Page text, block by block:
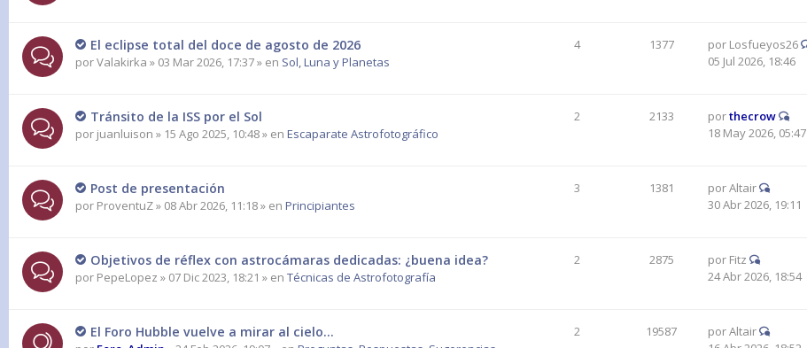
El eclipse total del doce de agosto de 2026
porValakirka » 03 Mar 2026, 17:37 » en Sol, Luna y Planetas
4 1377 por Losfueyos26
05 Jul 2026, 18:46
Tránsito de la ISS por el Sol
por juanluison » 15 Ago 2025, 10:48 » en Escaparate Astrofotográfico
2 2133 porthecrow
18 May 2026, 05:47
Post de presentación
por ProventuZ» 08 Abr 2026, 11:18 » en Principiantes
3 1381 porAltair
30 Abr 2026, 19:11
Objetivos de réflex con astrocámaras dedicadas: ¿buena idea?
por PepeLopez » 07 Dic 2023, 18:21 » en Técnicas de Astrofotografía
2 2875 por Fitz
24 Abr 2026, 18:54
El Foro Hubble vuelve a mirar al cielo... 2 19587 porAltair